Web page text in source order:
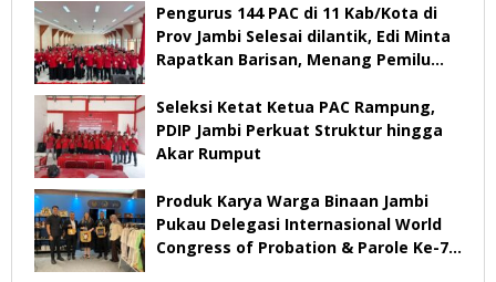
Pengurus 144 PAC di 11 Kab/Kota di
Prov Jambi Selesai dilantik, Edi Minta
Rapatkan Barisan, Menang Pemilu
Seleksi Ketat Ketua PAC Rampung,
PDIP Jambi Perkuat Struktur hingga
Akar Rumput
Produk Karya Warga Binaan Jambi
Pukau Delegasi Internasional World
Congress of Probation & Parole Ke-7